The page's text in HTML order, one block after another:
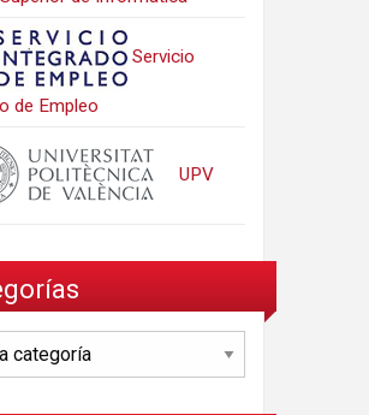
Servicio
de Empleo
UPV